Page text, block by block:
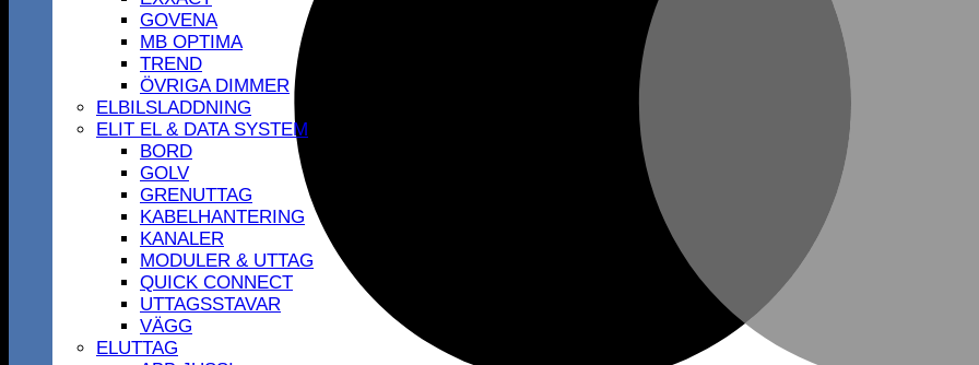
GOVENA
MB OPTIMA
TREND
ÖVRIGA DIMMER
ELBILSLADDNING
ELIT EL & DATA SYSTEM
BORD
GOLV
GRENUTTAG
KABELHANTERING
KANALER
MODULER & UTTAG
QUICK CONNECT
UTTAGSSTAVAR
VÄGG
ELUTTAG